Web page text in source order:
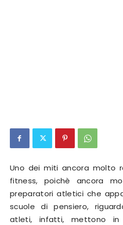
Uno dei miti ancora molto
fitness, poichè ancora
preparatori atletici che
scuole di pensiero,
atleti, infatti, mettono in